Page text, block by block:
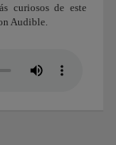
curiosos de este
Audible.